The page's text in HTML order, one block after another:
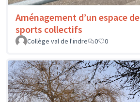
Aménagement d’un espace de
sports collectifs
Collège val de l'indre
0 0